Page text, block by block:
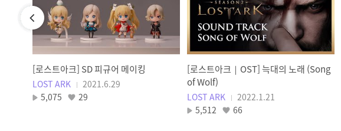
[로스트아크] SD 피규어 메이킹
LOST ARK
2021.6.29
5,075
29
[로스트아크｜OST] 늑대의 노래 (Song
of Wolf)
LOST ARK
2022.1.21
5,512
66